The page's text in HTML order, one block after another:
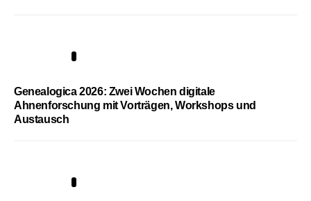
Genealogica 2026: Zwei Wochen digitale
Ahnenforschung mit Vorträgen, Workshops und
Austausch